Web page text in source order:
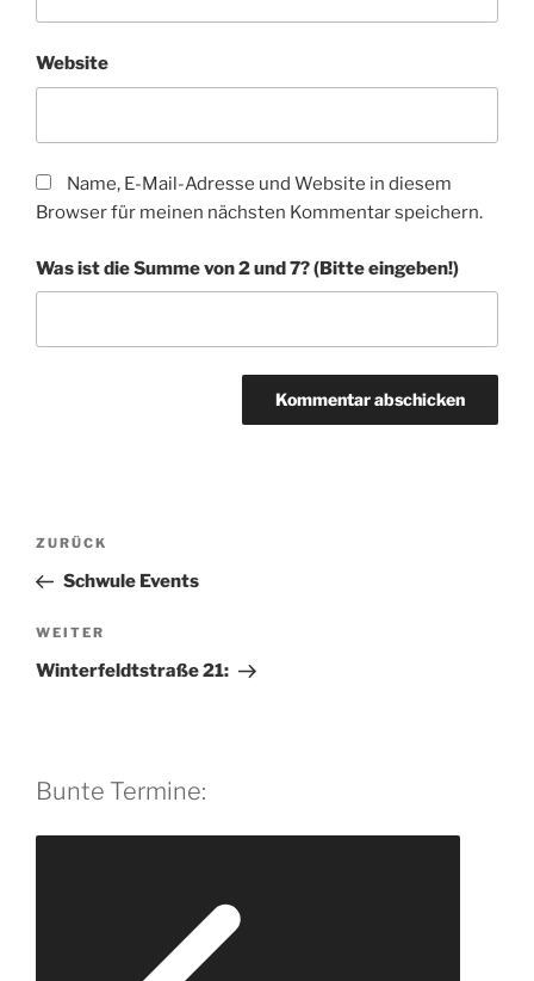
Website
Name, E-Mail-Adresse und Website in diesem
Browser für meinen nächsten Kommentar speichern.
Was ist die Summe von 2 und 7? (Bitte eingeben!)
e
r
a
t
:
Beitragsnavigation
Vorheriger
Beitrag
ZURÜCK
Schwule Events
Nächster
Beitrag
WEITER
Winterfeldtstraße 21:
Bunte Termine: